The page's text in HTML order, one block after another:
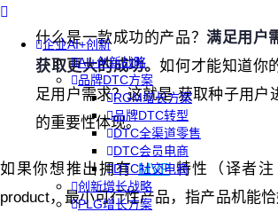
企业AI+创新
AI+创新战略
品牌DTC方案
RGM增长方案
品牌DTC转型
DTC全渠道零售
DTC会员电商
DTC社交电商
创新增长战略
PLG增长方案
什么是一款成功的产品？满足用户
获取更大的成功。如何才能知道你
足用户需求？这就是 获取种子用户
的重要性体现。
如果你想推出拥有MVP特性（译者注
product，最小可行性产品，指产品机能